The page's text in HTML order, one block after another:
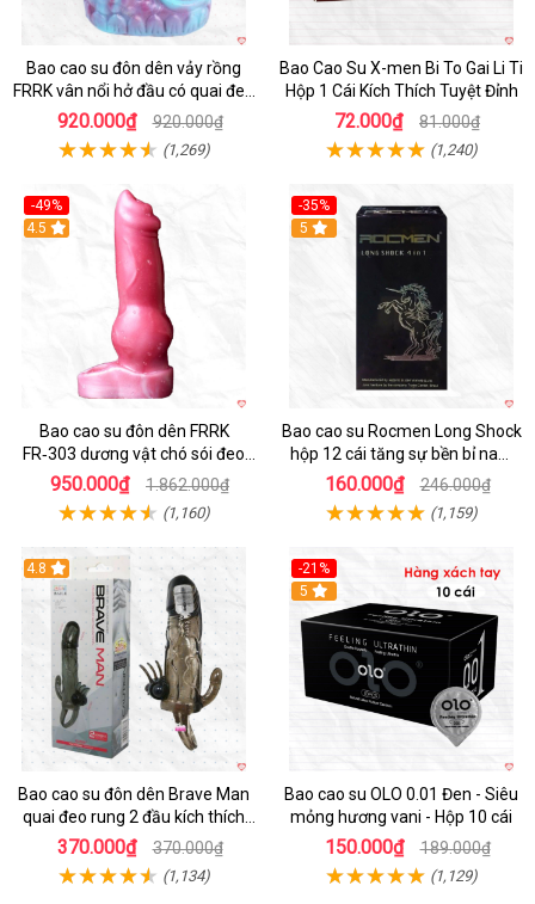
Bao cao su đôn dên vảy rồng
FRRK vân nổi hở đầu có quai đeo
bìu cao cấp
920.000₫ 920.000₫
(1,269)
Bao Cao Su X-men Bi To Gai Li Ti
Hộp 1 Cái Kích Thích Tuyệt Đỉnh
72.000₫ 81.000₫
(1,240)
-49%
4.5
Bao cao su đôn dên FRRK
FR‑303 dương vật chó sói đeo
tiện lợi cực đã
950.000₫ 1.862.000₫
(1,160)
-35%
5
Bao cao su Rocmen Long Shock
hộp 12 cái tăng sự bền bỉ nam
giới
160.000₫ 246.000₫
(1,159)
4.8
Bao cao su đôn dên Brave Man
quai đeo rung 2 đầu kích thích
mạnh
370.000₫ 370.000₫
(1,134)
-21%
Hot
5
Bao cao su OLO 0.01 Đen - Siêu
mỏng hương vani - Hộp 10 cái
150.000₫ 189.000₫
(1,129)